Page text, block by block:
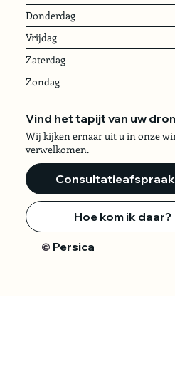
Donderdag
Vrijdag
Zaterdag
Zondag
Vind het tapijt van uw
Wij kijken ernaar uit u in onze
verwelkomen.
Consultatieafspraak
Hoe kom ik daar?
© Persica